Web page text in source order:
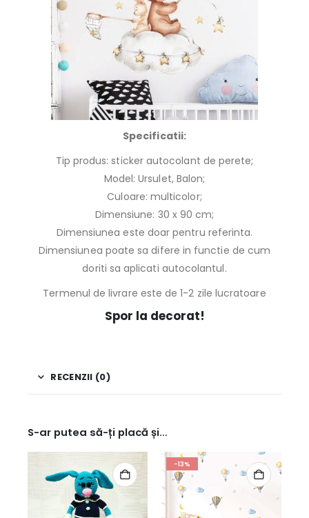
Specificatii:
Tip produs: sticker autocolant de perete;
Model: Ursulet, Balon;
Culoare: multicolor;
Dimensiune: 30 x 90 cm;
Dimensiunea este doar pentru referinta.
Dimensiunea poate sa difere in functie de cum
doriti sa aplicati autocolantul.
Termenul de livrare este de 1-2 zile lucratoare
Spor la decorat!
RECENZII (0)
S-ar putea să-ți placă și…
-13%